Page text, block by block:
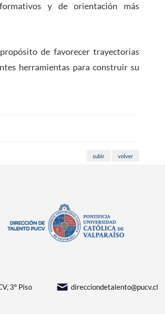
y de orientación más
de favorecer trayectorias
herramientas para construir su
subir volver
3° Piso direcciondetalento@pucv.cl